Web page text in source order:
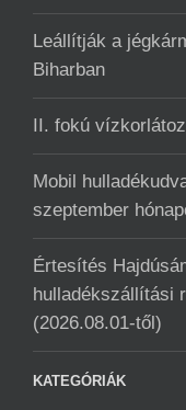
Leállítják a
Biharban
II. fokú
Mobil
szeptember
Értesítés
hulladékszállítási
(2026.08.01-től)
KATEGÓRIÁK